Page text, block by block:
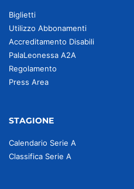
Biglietti
Utilizzo Abbonamenti
Accreditamento Disabili
PalaLeonessa A2A
Regolamento
Press Area
STAGIONE
Calendario Serie A
Classifica Serie A